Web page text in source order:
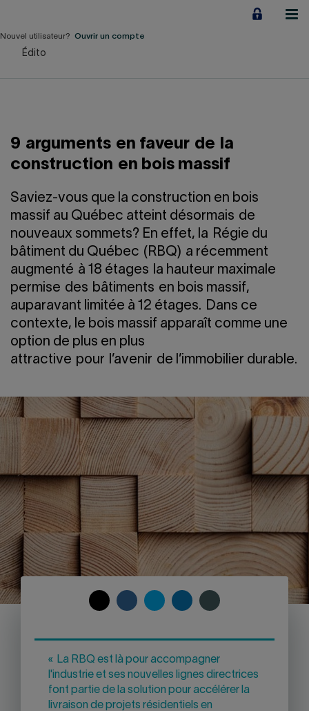
contenu
Notre Impact
À propos
LIENS RAPIDES
Accueil Carrière
Nous joindre Salle de presse
English
Nouvel utilisateur? Ouvrir un compte
Édito
9 arguments en faveur de la
construction en bois massif
Saviez-vous que la construction en bois
massif au Québec atteint désormais de
nouveaux sommets? En effet, la Régie du
bâtiment du Québec (RBQ) a récemment
augmenté à 18 étages la hauteur maximale
permise des bâtiments en bois massif,
auparavant limitée à 12 étages. Dans ce
contexte, le bois massif apparaît comme une
option de plus en plus
attractive pour l’avenir de l’immobilier durable.
COPYSHARESHARESHARESHARE
THIS
LINK
« La RBQ est là pour accompagner
l'industrie et ses nouvelles lignes directrices
font partie de la solution pour accélérer la
livraison de projets résidentiels en